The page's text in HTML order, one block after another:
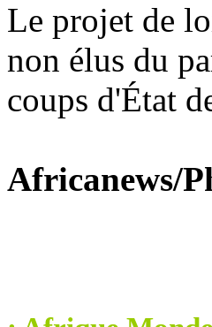
Le projet de
non élus du
coups d'État
Africanews/